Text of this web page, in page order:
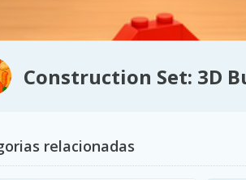
Construction Set: 3D
relacionadas